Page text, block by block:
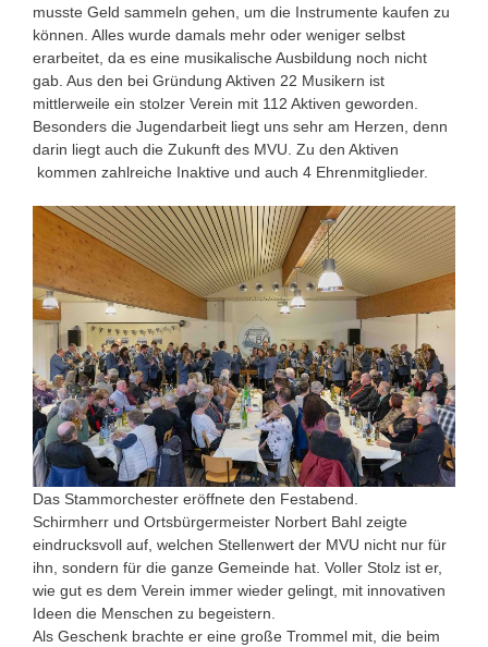
musste Geld sammeln gehen, um die Instrumente kaufen zu
können. Alles wurde damals mehr oder weniger selbst
erarbeitet, da es eine musikalische Ausbildung noch nicht
gab. Aus den bei Gründung Aktiven 22 Musikern ist
mittlerweile ein stolzer Verein mit 112 Aktiven geworden.
Besonders die Jugendarbeit liegt uns sehr am Herzen, denn
darin liegt auch die Zukunft des MVU. Zu den Aktiven
kommen zahlreiche Inaktive und auch 4 Ehrenmitglieder.
Das Stammorchester eröffnete den Festabend.
Schirmherr und Ortsbürgermeister Norbert Bahl zeigte
eindrucksvoll auf, welchen Stellenwert der MVU nicht nur für
ihn, sondern für die ganze Gemeinde hat. Voller Stolz ist er,
wie gut es dem Verein immer wieder gelingt, mit innovativen
Ideen die Menschen zu begeistern.
Als Geschenk brachte er eine große Trommel mit, die beim